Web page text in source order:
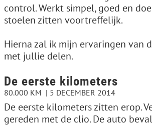
control. Werkt simpel, goed en
stoelen zitten voortreffelijk.
Hierna zal ik mijn ervaringen van
met jullie delen.
De eerste kilometers
80.000 KM 5 DECEMBER 2014
De eerste kilometers zitten erop.
gereden met de clio. De auto